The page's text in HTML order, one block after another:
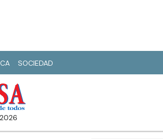
SOCIEDAD